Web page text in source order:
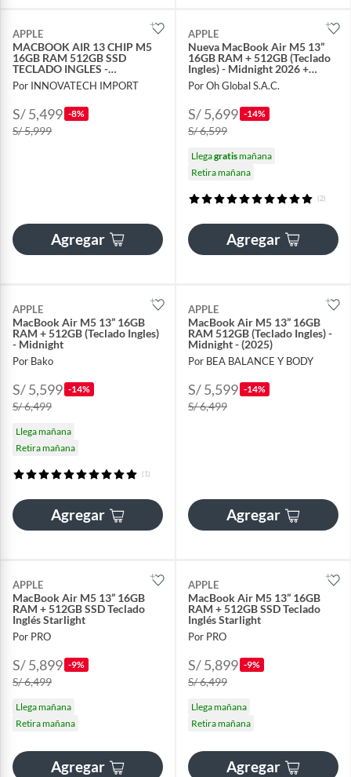
APPLE
MACBOOK AIR 13 CHIP M5
16GB RAM 512GB SSD
TECLADO INGLES -
STARLIGHT
Por INNOVATECH IMPORT
S/ 5,499 -8%
S/ 5,999
Agregar
APPLE
Nueva MacBook Air M5 13”
16GB RAM + 512GB (Teclado
Ingles) - Midnight 2026 +
Regalo
Por Oh Global S.A.C.
S/ 5,699 -14%
S/ 6,599
Llegagratismañana
Retira mañana
(2)
Agregar
APPLE
MacBook Air M5 13” 16GB
RAM + 512GB (Teclado Ingles)
- Midnight
Por Bako
S/ 5,599 -14%
S/ 6,499
Llega mañana
Retira mañana
(1)
Agregar
APPLE
MacBook Air M5 13” 16GB
RAM 512GB (Teclado Ingles) -
Midnight - (2025)
Por BEA BALANCE Y BODY
S/ 5,599 -14%
S/ 6,499
Agregar
APPLE
MacBook Air M5 13” 16GB
RAM + 512GB SSD Teclado
Inglés Starlight
Por PRO
S/ 5,899 -9%
S/ 6,499
Llega mañana
Retira mañana
Agregar
APPLE
MacBook Air M5 13” 16GB
RAM + 512GB SSD Teclado
Inglés Starlight
Por PRO
S/ 5,899 -9%
S/ 6,499
Llega mañana
Retira mañana
Agregar